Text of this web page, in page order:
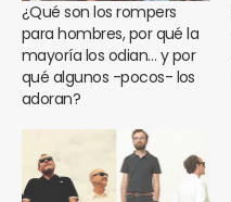
¿Qué son los rompers
para hombres, por qué la
mayoría los odian… y por
qué algunos -pocos- los
adoran?